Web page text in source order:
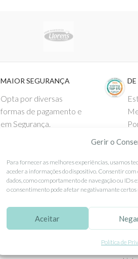
Gerir o
Para fornecer as melhores experiências, usamos
aceder a informações do dispositivo. Consentir
dados, como comportamento de navegação ou
o consentimento pode afetar negativamante certos
Aceitar
Política de
MAIOR SEGURANÇA
Opta por diversas
formas de pagamento e
em Segurança.
APOIO AO CLIENTE
Como Comprar
Pagamentos
X